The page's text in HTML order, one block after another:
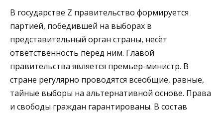
В государстве Z правительство формируется
партией, победившей на выборах в
представительный орган страны, несёт
ответственность перед ним. Главой
правительства является премьер-министр. В
стране регулярно проводятся всеобщие, равные,
тайные выборы на альтернативной основе. Права
и свободы граждан гарантированы. В состав